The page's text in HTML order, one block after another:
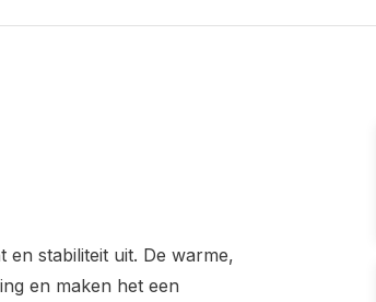
stabiliteit uit. De warme,
en maken het een